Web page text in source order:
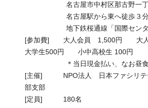
名古屋市中村区那古野一丁目
名古屋駅から東へ徒歩３
地下鉄桜通線「国際センター
[参加費] 大人会員 1,500円 大
大学生500円 小中高校生 100円
＊当日現金払い、なお昼食代
[主催] NPO法人 日本ファシリテ
部支部
[定員] 180名